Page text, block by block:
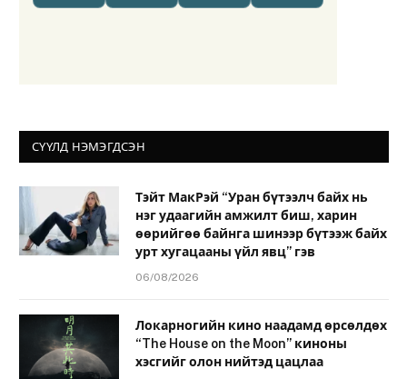
СҮҮЛД НЭМЭГДСЭН
Тэйт МакРэй “Уран бүтээлч байх нь
нэг удаагийн амжилт биш, харин
өөрийгөө байнга шинээр бүтээж байх
урт хугацааны үйл явц” гэв
06/08/2026
Локарногийн кино наадамд өрсөлдөх
“The House on the Moon” киноны
хэсгийг олон нийтэд цацлаа